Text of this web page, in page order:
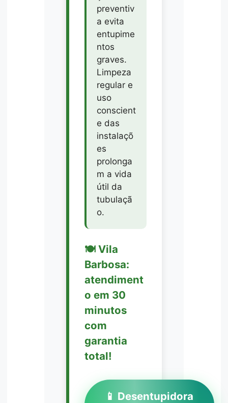
preventiv
a evita
entupime
ntos
graves.
Limpeza
regular e
uso
conscient
e das
instalaçõ
es
prolonga
m a vida
útil da
tubulaçã
o.
🍽️ Vila
Barbosa:
atendiment
o em 30
minutos
com
garantia
total!
📱 Desentupidora